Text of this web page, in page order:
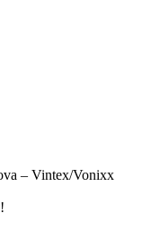
– Vintex/Vonixx